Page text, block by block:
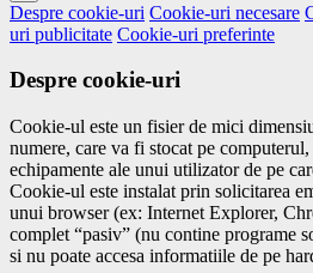
Despre cookie-uri Cookie-uri necesare
uri publicitate Cookie-uri preferinte
Despre cookie-uri
Cookie-ul este un fisier de mici
numere, care va fi stocat pe
echipamente ale unui utilizator de pe
Cookie-ul este instalat prin solicitarea
unui browser (ex: Internet Explorer,
complet “pasiv” (nu contine programe
si nu poate accesa informatiile de pe